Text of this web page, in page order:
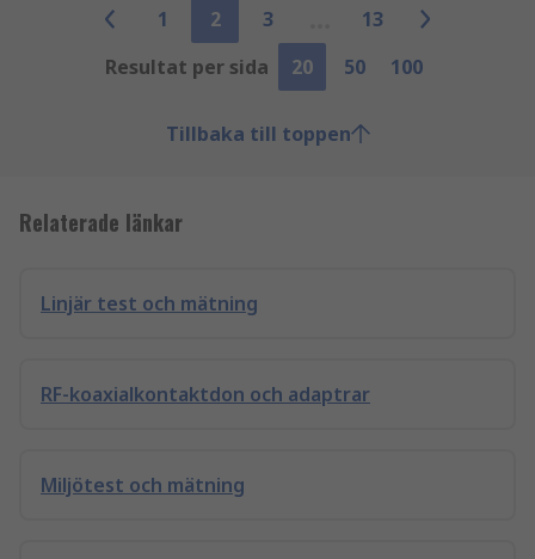
1 2 3
13
Resultat per sida
20 50 100
Tillbaka till toppen
Relaterade länkar
Linjär test och mätning
RF-koaxialkontaktdon och adaptrar
Miljötest och mätning